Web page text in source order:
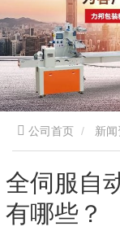
公司首页 新
用范围都有哪些？
全伺服自
有哪些？